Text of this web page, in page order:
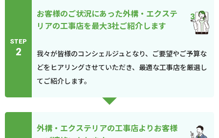
STEP
2
お客様のご状況にあった外構・エクステ
リアの工事店を最大3社ご紹介します
我々が皆様のコンシェルジュとなり、ご要望やご予算な
どをヒアリングさせていただき、最適な工事店を厳選し
てご紹介します。
外構・エクステリアの工事店よりお客様